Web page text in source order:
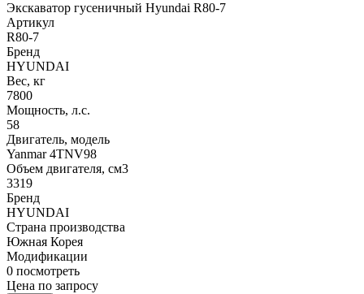
Экскаватор гусеничный Hyundai R80-7
Артикул
R80-7
Бренд
HYUNDAI
Вес, кг
7800
Мощность, л.с.
58
Двигатель, модель
Yanmar 4TNV98
Объем двигателя, см3
3319
Бренд
HYUNDAI
Страна производства
Южная Корея
Модификации
0 посмотреть
Цена по запросу